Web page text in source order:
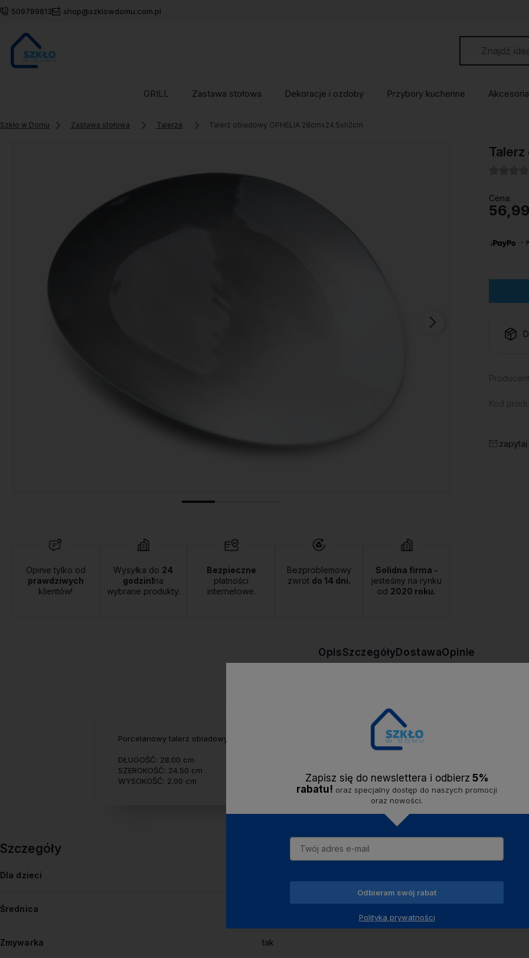
509789813 shop@szklowdomu.com.pl
GRILL Zastawa stołowa Dekoracje i ozdoby Przybory kuchenne
Szkło w Domu Zastawa stołowa Talerze Talerz obiadowy OPHELIA 28cmx24.5xh2cm
Opinie tylko od
prawdziwych
klientów!
Wysyłka do 24
godzin❗na
wybrane produkty.
Bezpieczne
płatności
internetowe.
Bezproblemowy
zwrot do 14 dni.
Solidna firma -
jesteśmy na rynku
od 2020 roku.
Cena:
OpisSzczegółyDostawaOpinie
Porcelanowy talerz obiadowy z serii OPHELIA marki AFFEKDESIGN. Unikatowy trójkątny kształt sprawi iż
DŁUGOŚĆ: 28.00 cm
SZEROKOŚĆ: 24.50 cm
WYSOKOŚĆ: 2.00 cm
Szczegóły
Dla dzieci
Średnica
Zmywarka tak
Zapisz się do newslettera i odbierz 5%
rabatu! oraz specjalny dostęp do naszych promocji
oraz nowości.
Odbieram swój rabat
Polityka prywatności